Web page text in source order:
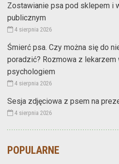
Zostawianie psa pod sklepem i
publicznym
4 sierpnia 2026
Śmierć psa. Czy można się do
poradzić? Rozmowa z lekarzem
psychologiem
4 sierpnia 2026
Sesja zdjęciowa z psem na
4 sierpnia 2026
POPULARNE